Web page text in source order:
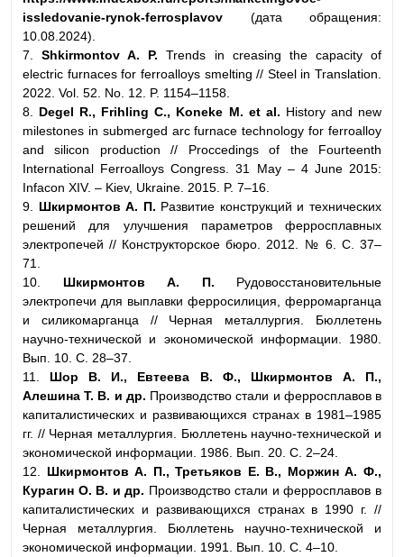
issledovanie-rynok-ferrosplavov (дата обращения:
10.08.2024).
7.Shkirmontov A. P. Trends in creasing the capacity of
electric furnaces for ferroalloys smelting // Steel in Translation.
2022. Vol. 52. No. 12. P. 1154–1158.
8. Degel R., Frіhling C., Koneke M. et al. History and new
milestones in submerged arc furnace technology for ferroalloy
and silicon production // Proccedings of the Fourteenth
International Ferroalloys Congress. 31 May – 4 June 2015:
Infacon XIV. – Kiev, Ukraine. 2015. P. 7–16.
9. Шкирмонтов А. П. Развитие конструкций и технических
решений для улучшения параметров ферросплавных
электропечей // Конструкторское бюро. 2012. № 6. С. 37–
71.
10. Шкирмонтов А. П. Рудовосстановительные
электропечи для выплавки ферросилиция, ферромарганца
и силикомарганца // Черная металлургия. Бюллетень
научно-технической и экономической информации. 1980.
Вып. 10. С. 28–37.
11.
Шор В. И., Евтеева В. Ф., Шкирмонтов А. П.,
Алешина Т. В. и др. Производство стали и ферросплавов в
капиталистических и развивающихся странах в 1981–1985
гг. // Черная металлургия. Бюллетень научно-технической и
экономической информации. 1986. Вып. 20. С. 2–24.
12. Шкирмонтов А. П., Третьяков Е. В., Моржин А. Ф.,
Курагин О. В. и др. Производство стали и ферросплавов в
капиталистических и развивающихся странах в 1990 г. //
Черная металлургия. Бюллетень научно-технической и
экономической информации. 1991. Вып. 10. С. 4–10.